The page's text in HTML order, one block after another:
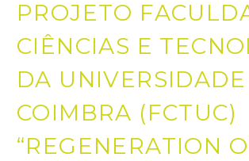
PROJETO
CIÊNCIAS E
DA
COIMBRA (FCTUC)
“REGENERATION